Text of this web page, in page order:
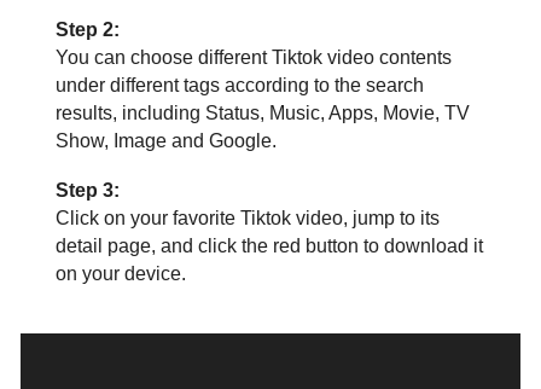
Step 2:
You can choose different Tiktok video contents
under different tags according to the search
results, including Status, Music, Apps, Movie, TV
Show, Image and Google.
Step 3:
Click on your favorite Tiktok video, jump to its
detail page, and click the red button to download it
on your device.